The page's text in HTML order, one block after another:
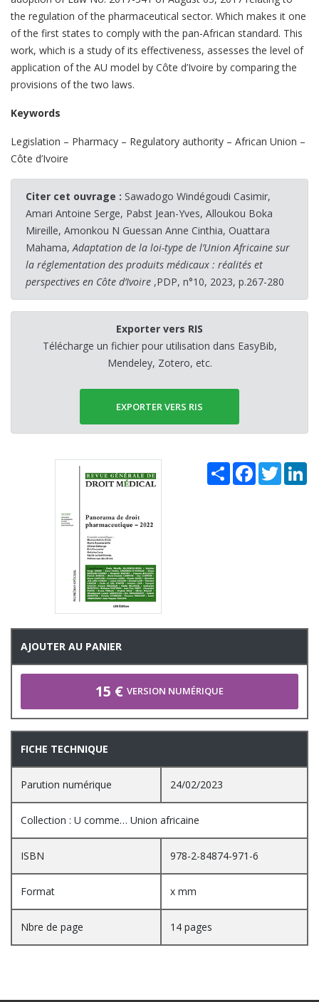
the regulation of the pharmaceutical sector. Which makes it one
of the first states to comply with the pan-African standard. This
work, which is a study of its effectiveness, assesses the level of
application of the AU model by Côte d’Ivoire by comparing the
provisions of the two laws.
Keywords
Legislation – Pharmacy – Regulatory authority – African Union –
Côte d’Ivoire
Citer cet ouvrage : Sawadogo Windégoudi Casimir,
Amari Antoine Serge, Pabst Jean-Yves, Alloukou Boka
Mireille, Amonkou N Guessan Anne Cinthia, Ouattara
Mahama,Adaptation de la loi-type de l’Union Africaine sur
la réglementation des produits médicaux : réalités et
perspectives en Côte d’Ivoire ,PDP, n°10, 2023, p.267-280
Exporter vers RIS
Télécharge un fichier pour utilisation dans EasyBib,
Mendeley, Zotero, etc.
EXPORTER VERS RIS
Share Facebook
Twitter
AJOUTER AU PANIER
15 € VERSION NUMÉRIQUE
FICHE TECHNIQUE
Parution numérique 24/02/2023
Collection : U comme… Union africaine
ISBN 978-2-84874-971-6
Format x mm
Nbre de page 14 pages